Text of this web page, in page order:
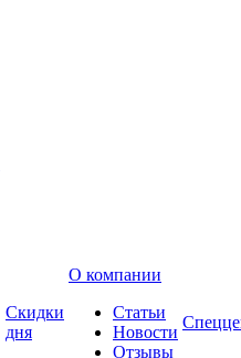
Скидки
дня
О компании
Статьи
Новости
Отзывы